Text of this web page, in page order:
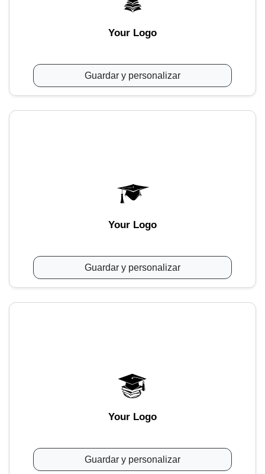
Your Logo
Guardar y personalizar
Your Logo
Guardar y personalizar
Your Logo
Guardar y personalizar